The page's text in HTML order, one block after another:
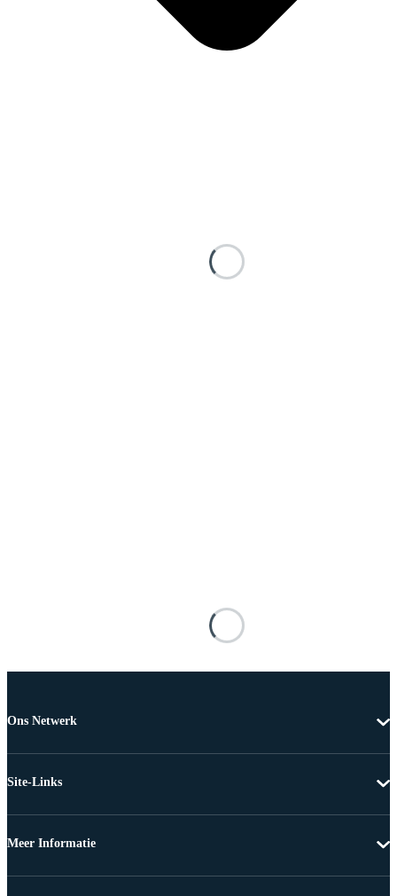
Ons Netwerk
Site-Links
Meer Informatie